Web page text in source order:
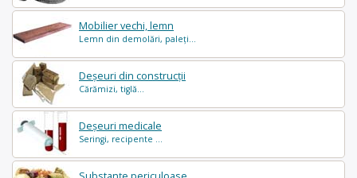
Mobilier vechi, lemn
Lemn din demolări, paleți...
Deșeuri din construcții
Cărămizi, tiglă...
Deșeuri medicale
Seringi, recipente ...